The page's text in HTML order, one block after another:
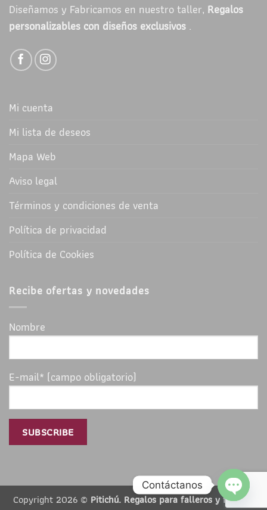
Diseñamos y Fabricamos en nuestro taller, Regalos
personalizables con diseños exclusivos .
Mi cuenta
Mi lista de deseos
Mapa Web
Aviso legal
Términos y condiciones de venta
Política de privacidad
Política de Cookies
Recibe ofertas y novedades
Nombre
E-mail* (campo obligatorio)
Copyright 2026 © Pitichú. Regalos para falleros y falleras
Contáctanos